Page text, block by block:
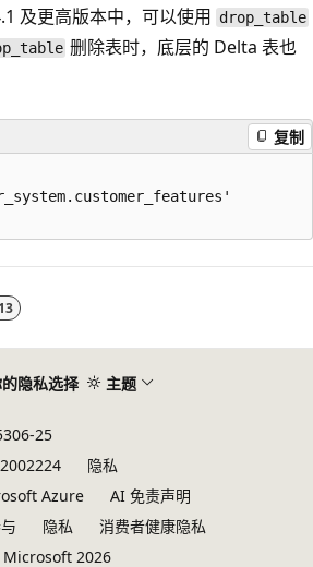
及更高版本中，可以使用 drop_table
删除表时，底层的 Delta 表也
复制
隐私选择 主题
25
隐私
Azure
AI 免责声明
隐私
消费者健康隐私
2026